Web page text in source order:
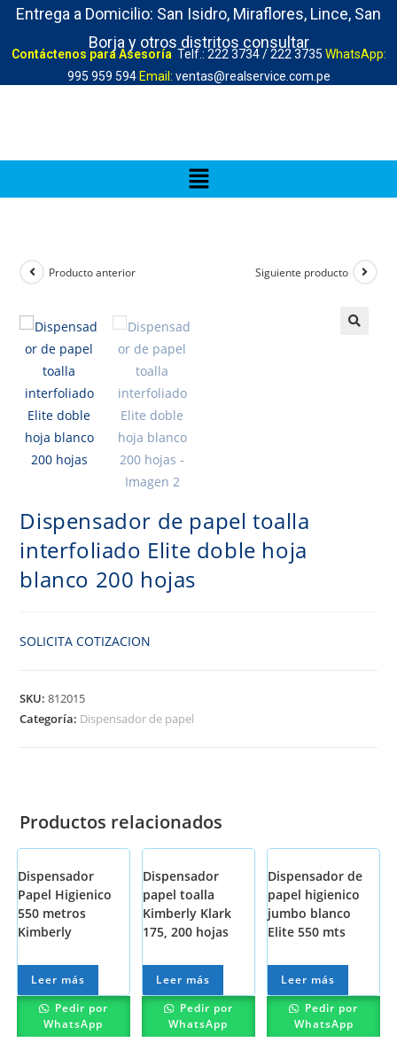
Entrega a Domicilio: San Isidro, Miraflores, Lince, San
Borja y otros distritos consultar
Contáctenos para Asesoría Telf.: 222 3734 / 222 3735 WhatsApp:
995 959 594 Email: ventas@realservice.com.pe
Producto anterior Siguiente producto
Dispensador de papel toalla
interfoliado Elite doble hoja
blanco 200 hojas
SOLICITA COTIZACION
SKU:812015
Categoría: Dispensador de papel
Productos relacionados
Dispensador
Papel Higienico
550 metros
Kimberly
Leer más
Pedir por
WhatsApp
Dispensador
papel toalla
Kimberly Klark
175, 200 hojas
Leer más
Pedir por
WhatsApp
Dispensador de
papel higienico
jumbo blanco
Elite 550 mts
Leer más
Pedir por
WhatsApp